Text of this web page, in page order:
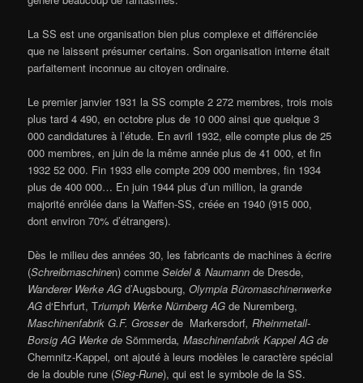
La SS est une organisation bien plus complexe et différenciée
que ne laissent présumer certains. Son organisation interne était
parfaitement inconnue au citoyen ordinaire.
Le premier janvier 1931 la SS compte 2 272 membres, trois mois
plus tard 4 490, en octobre plus de 10 000 ainsi que quelque 3
000 candidatures à l’étude. En avril 1932, elle compte plus de 25
000 membres, en juin de la même année plus de 41 000, et fin
1932 52 000. Fin 1933 elle compte 209 000 membres, fin 1934
plus de 400 000… En juin 1944 plus d’un million, la grande
majorité enrôlée dans la Waffen-SS, créée en 1940 (915 000,
dont environ 70% d’étrangers).
Dès le milieu des années 30, les fabricants de machines à écrire
(Schreibmaschinen) commeSeidel & Naumann de Dresde,
Wanderer Werke AG d’Augsbourg,Olympia Büromaschinenwerke
AG d‘Ehrfurt, Triumph Werke Nürnberg AGde Nuremberg,
Maschinenfabrik G.F. Grosserde Markersdorf, Rheinmetall-
Borsig AG Werke deSömmerda, Maschinenfabrik Kappel AG de
Chemnitz-Kappel,ont ajouté à leurs modèles le caractère spécial
de la double rune (Sieg-Rune), qui est le symbole de la SS.